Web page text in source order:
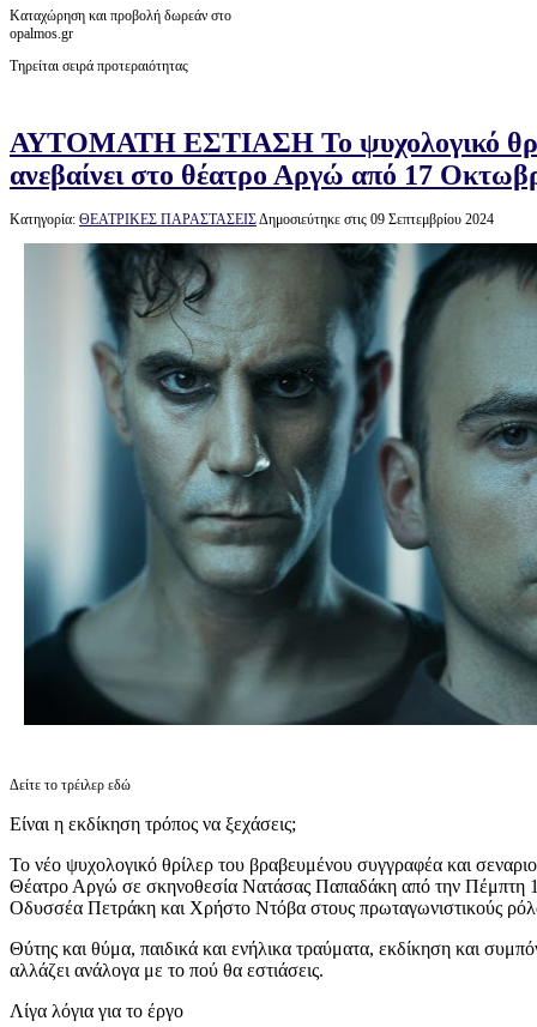
Καταχώρηση και προβολή δωρεάν στο
opalmos.gr
Τηρείται σειρά προτεραιότητας
ΑΥΤΟΜΑΤΗ ΕΣΤΙΑΣΗ Το ψυχολογικό
ανεβαίνει στο θέατρο Αργώ από 17
Κατηγορία: ΘΕΑΤΡΙΚΕΣ ΠΑΡΑΣΤΑΣΕΙΣΔημοσιεύτηκε στις 09 Σεπτεμβρίου 2024
Δείτε το τρέιλερ εδώ
Είναι η εκδίκηση τρόπος να ξεχάσεις;
Το νέο ψυχολογικό θρίλερ του βραβευμένου συγγραφέα και
Θέατρο Αργώ σε σκηνοθεσία Νατάσας Παπαδάκη από την Πέμπτη
Οδυσσέα Πετράκη και Χρήστο Ντόβα στους πρωταγωνιστικούς
Θύτης και θύμα, παιδικά και ενήλικα τραύματα, εκδίκηση και
αλλάζει ανάλογα με το πού θα εστιάσεις.
Λίγα λόγια για το έργο